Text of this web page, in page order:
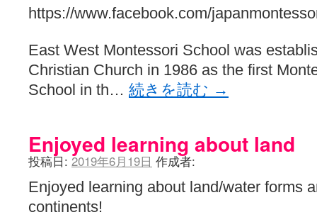
https://www.facebook.com/
East West Montessori School was
Christian Church in 1986 as the first
School in th… 続きを読む →
Enjoyed learning about land
投稿日: 2019年6月19日 作成者:
Enjoyed learning about land/water forms
continents!